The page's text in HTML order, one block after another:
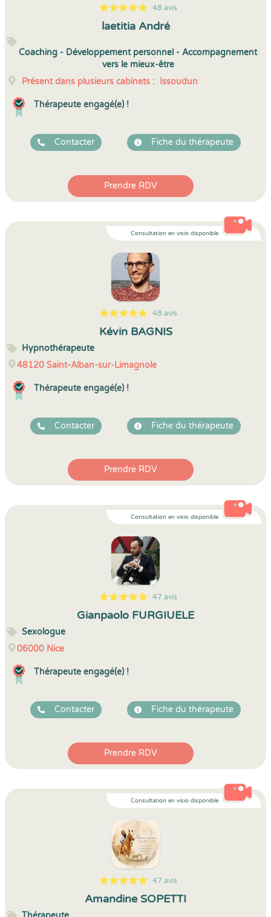
5
1
5
48 48 avis
laetitia André
Coaching - Développement personnel - Accompagnement
vers le mieux-être
Présent dans plusieurs cabinets : Issoudun
Thérapeute engagé(e) !
Contacter Fiche du thérapeute
Prendre RDV
Consultation en visio disponible
5
1
5
48 48 avis
Kévin BAGNIS
Hypnothérapeute
48120 Saint-Alban-sur-Limagnole
Thérapeute engagé(e) !
Contacter Fiche du thérapeute
Prendre RDV
Consultation en visio disponible
5
1
5
47 47 avis
Gianpaolo FURGIUELE
Sexologue
06000 Nice
Thérapeute engagé(e) !
Contacter Fiche du thérapeute
Prendre RDV
Consultation en visio disponible
5
1
5
47 47 avis
Amandine SOPETTI